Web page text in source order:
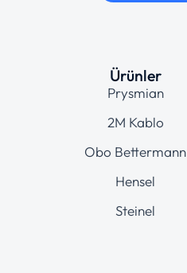
Ürünler
Prysmian
2M Kablo
Obo Bettermann
Hensel
Steinel